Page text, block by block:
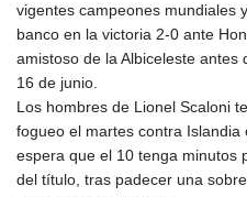
vigentes campeones mundiales
banco en la victoria 2-0 ante
amistoso de la Albiceleste
16 de junio.
Los hombres de Lionel Scaloni
fogueo el martes contra Islandia
espera que el 10 tenga minutos
del título, tras padecer una